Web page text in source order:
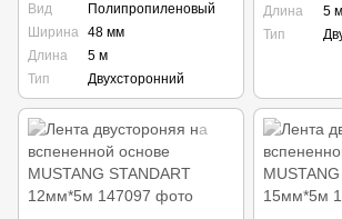
Вид
Полипропиленовый
Ширина 48 мм
Длина
5 м
Тип
Двухсторонний
Длина
5 м
Тип